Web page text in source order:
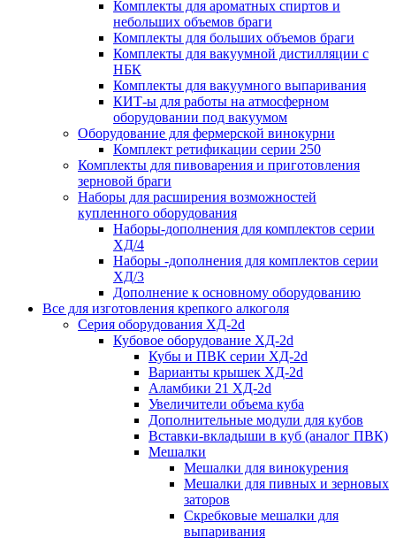
Комплекты для ароматных спиртов и
небольших объемов браги
Комплекты для больших объемов браги
Комплекты для вакуумной дистилляции с
НБК
Комплекты для вакуумного выпаривания
КИТ-ы для работы на атмосферном
оборудовании под вакуумом
Оборудование для фермерской винокурни
Комплект ретификации серии 250
Комплекты для пивоварения и приготовления
зерновой браги
Наборы для расширения возможностей
купленного оборудования
Наборы-дополнения для комплектов серии
ХД/4
Наборы -дополнения для комплектов серии
ХД/3
Дополнение к основному оборудованию
Все для изготовления крепкого алкоголя
Серия оборудования ХД-2d
Кубовое оборудование ХД-2d
Кубы и ПВК серии ХД-2d
Варианты крышек ХД-2d
Аламбики 21 ХД-2d
Увеличители объема куба
Дополнительные модули для кубов
Вставки-вкладыши в куб (аналог ПВК)
Мешалки
Мешалки для винокурения
Мешалки для пивных и зерновых
заторов
Скребковые мешалки для
выпаривания